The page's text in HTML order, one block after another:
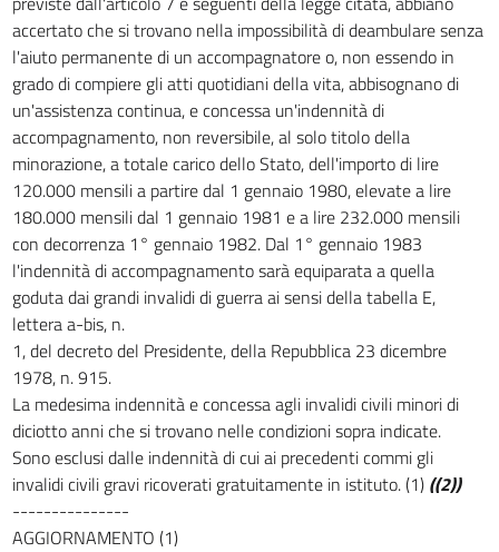
accertato che si trovano nella impossibilità di deambulare senza
l'aiuto permanente di un accompagnatore o, non essendo in
grado di compiere gli atti quotidiani della vita, abbisognano di
un'assistenza continua, e concessa un'indennità di
accompagnamento, non reversibile, al solo titolo della
minorazione, a totale carico dello Stato, dell'importo di lire
120.000 mensili a partire dal 1 gennaio 1980, elevate a lire
180.000 mensili dal 1 gennaio 1981 e a lire 232.000 mensili
con decorrenza 1° gennaio 1982. Dal 1° gennaio 1983
l'indennità di accompagnamento sarà equiparata a quella
goduta dai grandi invalidi di guerra ai sensi della tabella E,
lettera a-bis, n.
1, del decreto del Presidente, della Repubblica 23 dicembre
1978, n. 915.
La medesima indennità e concessa agli invalidi civili minori di
diciotto anni che si trovano nelle condizioni sopra indicate.
Sono esclusi dalle indennità di cui ai precedenti commi gli
invalidi civili gravi ricoverati gratuitamente in istituto. (1) ((2))
---------------
AGGIORNAMENTO (1)